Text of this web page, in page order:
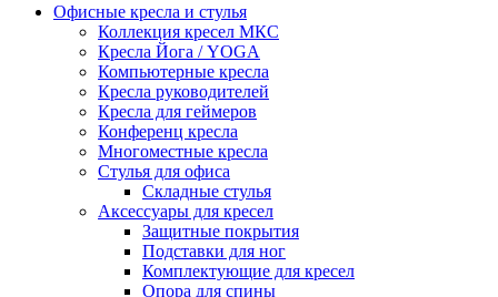
Офисные кресла и стулья
Коллекция кресел МКС
Кресла Йога / YOGA
Компьютерные кресла
Кресла руководителей
Кресла для геймеров
Конференц кресла
Многоместные кресла
Стулья для офиса
Складные стулья
Аксессуары для кресел
Защитные покрытия
Подставки для ног
Комплектующие для кресел
Опора для спины